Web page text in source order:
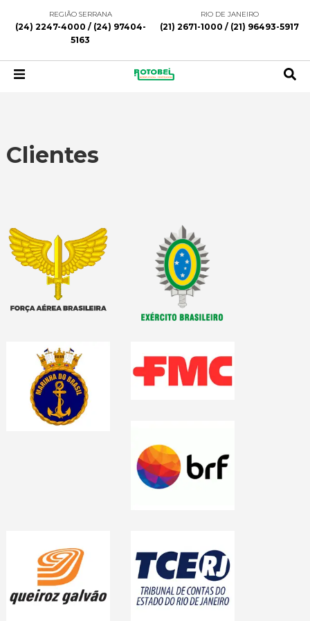
REGIÃO SERRANA
(24) 2247-4000 / (24) 97404-
5163
RIO DE JANEIRO
(21) 2671-1000 / (21) 96493-5917
Clientes